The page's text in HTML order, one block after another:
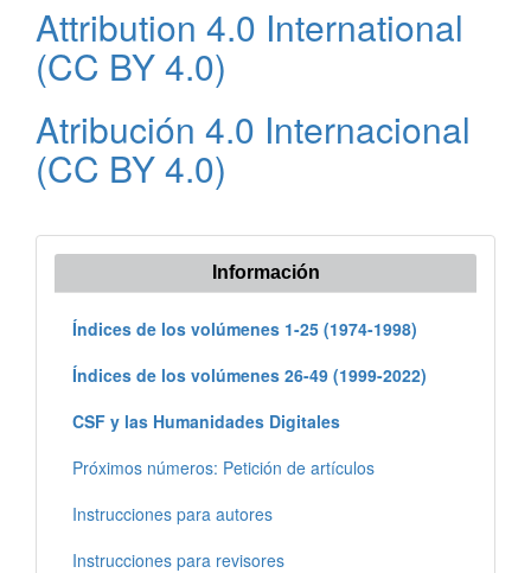
Attribution 4.0 International
(CC BY 4.0)
Atribución 4.0 Internacional
(CC BY 4.0)
Información
Índices de los volúmenes 1-25 (1974-1998)
Índices de los volúmenes 26-49 (1999-2022)
CSF y las Humanidades Digitales
Próximos números: Petición de artículos
Instrucciones para autores
Instrucciones para revisores